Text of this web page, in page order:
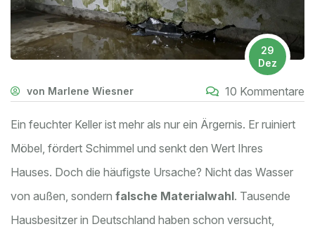
29
Dez
von Marlene Wiesner 10 Kommentare
Ein feuchter Keller ist mehr als nur ein Ärgernis. Er ruiniert
Möbel, fördert Schimmel und senkt den Wert Ihres
Hauses. Doch die häufigste Ursache? Nicht das Wasser
von außen, sondern falsche Materialwahl. Tausende
Hausbesitzer in Deutschland haben schon versucht,